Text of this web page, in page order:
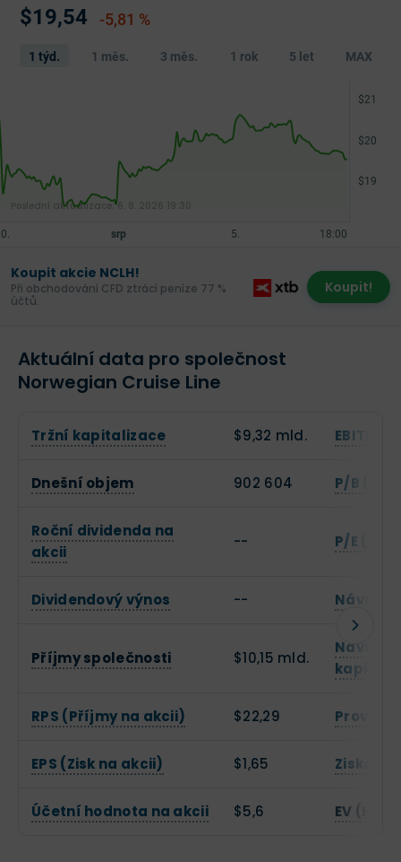
$19,54 -5,81 %
1 týd. 1 měs. 3 měs. 1 rok 5 let MAX
Koupit akcie NCLH!
Při obchodování CFD ztrácí peníze 77 %
účtů.
Koupit!
Poslední aktualizace:
Aktuální data pro společnost
Norwegian Cruise Line
Tržní kapitalizace $9,32 mld. EBITDA
Dnešní objem 902 604 P/B
Roční dividenda na
akcii
-- P/E
Dividendový výnos --
Příjmy společnosti $10,15 mld.
kapitálu
RPS (Příjmy na akcii) $22,29
EPS (Zisk na akcii) $1,65 Zisková
Účetní hodnota na akcii $5,6 EV